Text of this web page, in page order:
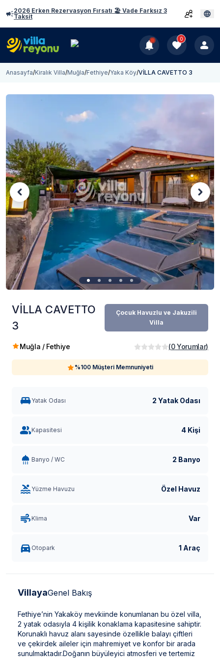
2026 Erken Rezervasyon Fırsatı 🏖️ Vade Farksız 3
Taksit
0
Anasayfa/Kiralık Villa/Muğla/Fethiye/Yaka Köy/VİLLA CAVETTO 3
VİLLA CAVETTO
3
Çocuk Havuzlu ve Jakuzili
Villa
Muğla / Fethiye (0 Yorumlar)
%100 Müşteri Memnuniyeti
Yatak Odası 2 Yatak Odası
Kapasitesi 4 Kişi
Banyo / WC 2 Banyo
Yüzme Havuzu Özel Havuz
Klima Var
Otopark 1 Araç
VillayaGenel Bakış
Fethiye’nin Yakaköy mevkiinde konumlanan bu özel villa,
2 yatak odasıyla 4 kişilik konaklama kapasitesine sahiptir.
Korunaklı havuz alanı sayesinde özellikle balayı çiftleri
ve çekirdek aileler için mahremiyet ve konfor bir arada
sunulmaktadır.Doğanın büyüleyici atmosferi ve tertemiz